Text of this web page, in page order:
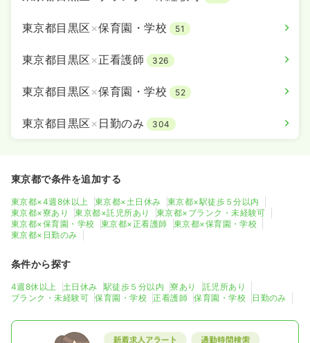
東京都目黒区 ×保育園・学校 51
東京都目黒区 ×正看護師 326
東京都目黒区 ×保育園・学校 52
東京都目黒区 × 日勤のみ 304
東京都で条件を追加する
東京都×4週8休以上 東京都×土日休み
東京都×駅徒歩５分以内
東京都×寮あり
東京都×託児所あり
東京都×ブランク・未経験可
東京都×保育園・学校
東京都×正看護師
東京都×保育園・学校
東京都×日勤のみ
条件から探す
4週8休以上 土日休み 駅徒歩５分以内 寮あり
託児所あり
ブランク・未経験可
保育園・学校 正看護師 保育園・学校 日勤のみ